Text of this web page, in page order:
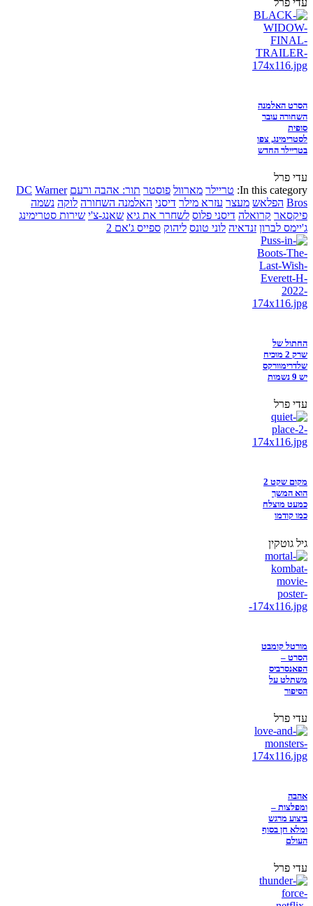
הסרט האלמנה
השחורה עובר
סופית
לסטרימינג, צפו
בטריילר החדש
עדי פרל
In this category: טריילר מארוול פוסטר תור: אהבה ורעם DC Warner
Bros הפלאש מעצר עזרא מילר דיסני האלמנה השחורה לוקה נשמה
פיקסאר קרואלה דיסני פלוס לשחרר את גיא שאנג-צ'י שירות סטרימינג
ג'יימס לברון זנדאיה לוני טונס ליהוק ספייס ג'אם 2
החתול של
שרק 2 מוכיח
שלדרימוורקס
יש 9 נשמות
עדי פרל
מקום שקט 2
הוא המשך
כמעט מוצלח
כמו קודמו
גיל גוטקין
מורטל קומבט
הסרט –
הפאנסרביס
משתלט על
הסיפור
עדי פרל
אהבה
ומפלצות –
ביצוע מרגש
ומלא חן בסוף
העולם
עדי פרל